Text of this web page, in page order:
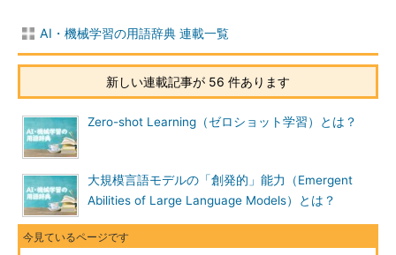
AI・機械学習の用語辞典 連載一覧
新しい連載記事が 56 件あります
Zero-shot Learning（ゼロショット学習）とは？
大規模言語モデルの「創発的」能力（Emergent
Abilities of Large Language Models）とは？